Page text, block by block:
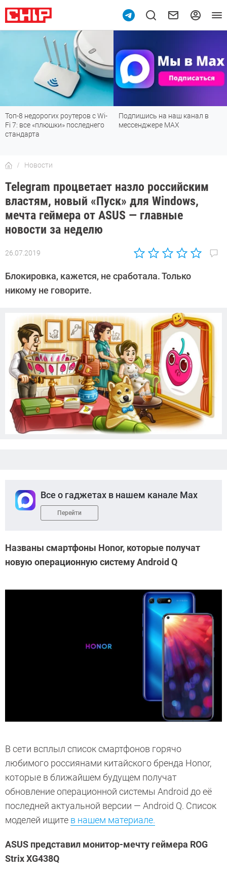
Топ-8 недорогих роутеров с Wi-
Fi 7: все «плюшки» последнего
стандарта
Подпишись на наш канал в
мессенджере МАХ
Новости
Telegram процветает назло российским
властям, новый «Пуск» для Windows,
мечта геймера от ASUS — главные
новости за неделю
26.07.2019
Автор:
Кошик
Блокировка, кажется, не сработала. Только
никому не говорите.
Все о гаджетах в нашем канале Max
Перейти
Названы смартфоны Honor, которые получат
новую операционную систему Android Q
В сети всплыл список смартфонов горячо
любимого россиянами китайского бренда Honor,
которые в ближайшем будущем получат
обновление операционной системы Android до её
последней актуальной версии — Android Q. Список
моделей ищите в нашем материале.
ASUS представил монитор-мечту геймера ROG
Strix XG438Q